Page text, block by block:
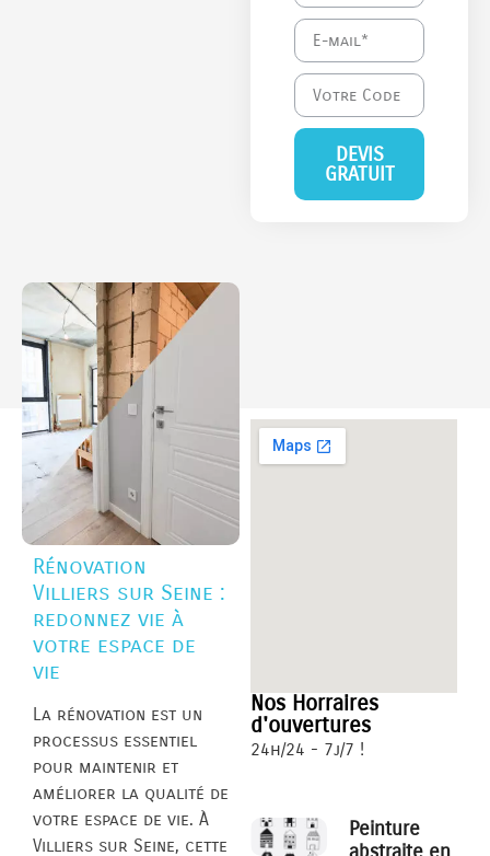
DEVIS
GRATUIT
Rénovation
Villiers sur Seine :
redonnez vie à
votre espace de
vie
La rénovation est un
processus essentiel
pour maintenir et
améliorer la qualité de
votre espace de vie. À
Villiers sur Seine, cette
Nos Horraires
d'ouvertures
24h/24 - 7j/7 !
Peinture